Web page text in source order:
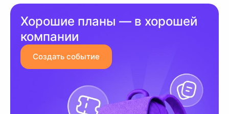
Хорошие планы — в хорошей
компании
Создать событие